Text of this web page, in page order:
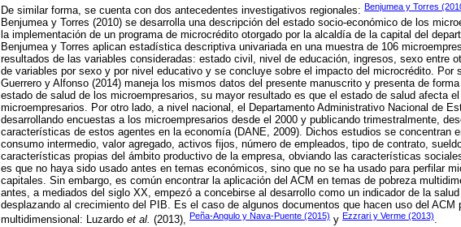
De similar forma, se cuenta con dos antecedentes investigativos regionales: Benjumea y Torres
Benjumea y Torres (2010) se desarrolla una descripción del estado socio-económico de los
la implementación de un programa de microcrédito otorgado por la alcaldía de la capital del
Benjumea y Torres aplican estadística descriptiva univariada en una muestra de 106
resultados de las variables consideradas: estado civil, nivel de educación, ingresos, sexo entre
de variables por sexo y por nivel educativo y se concluye sobre el impacto del microcrédito. Por
Guerrero y Alfonso (2014) maneja los mismos datos del presente manuscrito y presenta de
estado de salud de los microempresarios, su mayor resultado es que el estado de salud afecta
microempresarios. Por otro lado, a nivel nacional, el Departamento Administrativo Nacional de
desarrollando encuestas a los microempresarios desde el 2000 y publicando trimestralmente,
características de estos agentes en la economía (DANE, 2009). Dichos estudios se concentran
consumo intermedio, valor agregado, activos fijos, número de empleados, tipo de contrato,
características propias del ámbito productivo de la empresa, obviando las características
es que no haya sido usado antes en temas económicos, sino que no se ha usado para perfilar
capitales. Sin embargo, es común encontrar la aplicación del ACM en temas de pobreza
antes, a mediados del siglo XX, empezó a concebirse al desarrollo como un indicador de la
desplazando al crecimiento del PIB. Es el caso de algunos documentos que hacen uso del ACM
multidimensional: Luzardo et al. (2013), Peña-Angulo y Nava-Puente (2015) y Ezzrari y Verme (2013).